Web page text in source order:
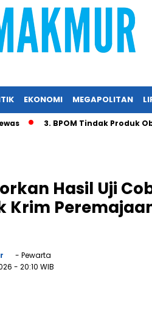
EKONOMI MEGAPOLITAN
3. BPOM Tindak Produk
Hasil Uji
Krim
- Pewarta
- 20:10 WIB